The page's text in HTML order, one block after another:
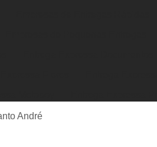
Transportadora
André